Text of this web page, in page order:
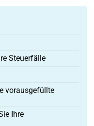
Steuerfälle
vorausgefüllte
Ihre